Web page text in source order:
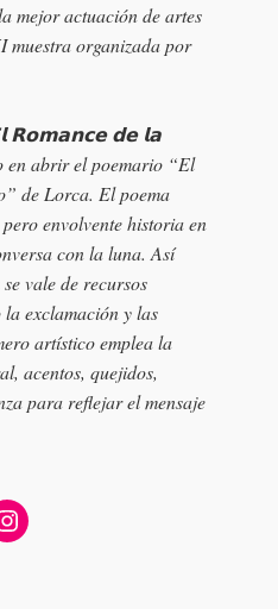
mejor actuación de artes
muestra organizada por
𝗥𝗼𝗺𝗮𝗻𝗰𝗲 𝗱𝗲 𝗹𝗮
abrir el poemario “El
de Lorca. El poema
envolvente historia en
con la luna. Así
vale de recursos
exclamación y las
artístico emplea la
acentos, quejidos,
para reflejar el mensaje